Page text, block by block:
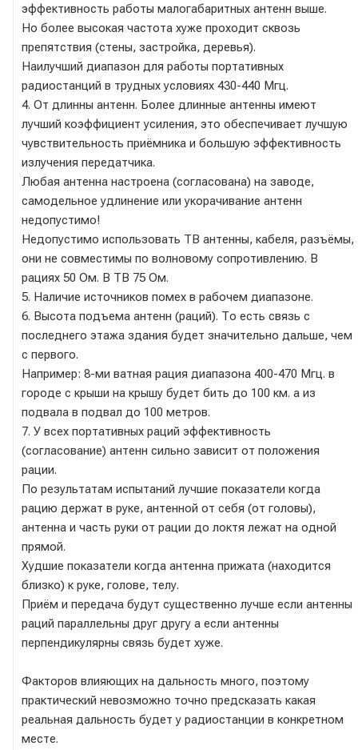
эффективность работы малогабаритных антенн выше.
Но более высокая частота хуже проходит сквозь
препятствия (стены, застройка, деревья).
Наилучший диапазон для работы портативных
радиостанций в трудных условиях 430-440 Мгц.
4. От длинны антенн. Более длинные антенны имеют
лучший коэффициент усиления, это обеспечивает лучшую
чувствительность приёмника и большую эффективность
излучения передатчика.
Любая антенна настроена (согласована) на заводе,
самодельное удлинение или укорачивание антенн
недопустимо!
Недопустимо использовать ТВ антенны, кабеля, разъёмы,
они не совместимы по волновому сопротивлению. В
рациях 50 Ом. В ТВ 75 Ом.
5. Наличие источников помех в рабочем диапазоне.
6. Высота подъема антенн (раций). То есть связь с
последнего этажа здания будет значительно дальше, чем
с первого.
Например: 8-ми ватная рация диапазона 400-470 Мгц. в
городе с крыши на крышу будет бить до 100 км. а из
подвала в подвал до 100 метров.
7. У всех портативных раций эффективность
(согласование) антенн сильно зависит от положения
рации.
По результатам испытаний лучшие показатели когда
рацию держат в руке, антенной от себя (от головы),
антенна и часть руки от рации до локтя лежат на одной
прямой.
Худшие показатели когда антенна прижата (находится
близко) к руке, голове, телу.
Приём и передача будут существенно лучше если антенны
раций параллельны друг другу а если антенны
перпендикулярны связь будет хуже.
Факторов влияющих на дальность много, поэтому
практический невозможно точно предсказать какая
реальная дальность будет у радиостанции в конкретном
месте.